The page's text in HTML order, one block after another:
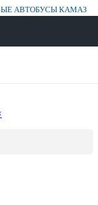
АВТОБУСЫ КАМАЗ